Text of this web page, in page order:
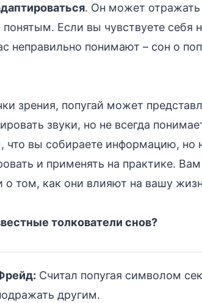
. Он может
Если вы чувствуете себя
неправильно понимают – сон о
зрения, попугай может
звуки, но не всегда
что вы собираете информацию, но
и применять на практике.
о том, как они влияют на вашу
толкователи снов?
Считал попугая символом
другим.